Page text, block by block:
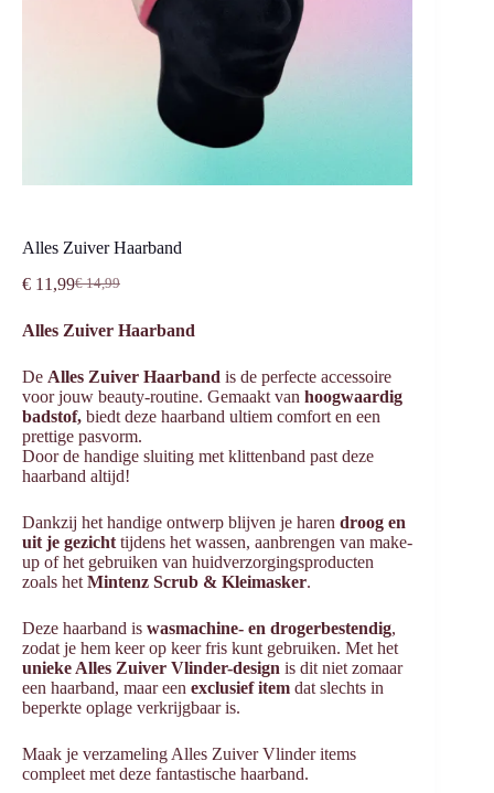
Alles Zuiver Haarband
€14,99
Oorspronkelijke
was:
€ 11,99Huidige
is:
Alles Zuiver Haarband
De Alles Zuiver Haarband is de perfecte accessoire
voor jouw beauty-routine. Gemaakt van hoogwaardig
badstof, biedt deze haarband ultiem comfort en een
prettige pasvorm.
Door de handige sluiting met klittenband past deze
haarband altijd!
Dankzij het handige ontwerp blijven je haren droog en
uit je gezicht tijdens het wassen, aanbrengen van make-
up of het gebruiken van huidverzorgingsproducten
zoals het Mintenz Scrub & Kleimasker.
Deze haarband is wasmachine- en drogerbestendig,
zodat je hem keer op keer fris kunt gebruiken. Met het
unieke Alles Zuiver Vlinder-design is dit niet zomaar
een haarband, maar een exclusief item dat slechts in
beperkte oplage verkrijgbaar is.
Maak je verzameling Alles Zuiver Vlinder items
compleet met deze fantastische haarband.